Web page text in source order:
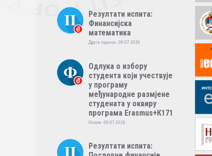
Резултати испита:
Финансијска
математика
Друга година - 09.07.2026
Одлука о избору
студента који учествује
у програму
међународне размјене
студената у оквиру
програма Erasmus+К171
Опште - 09.07.2026
Резултати испита: